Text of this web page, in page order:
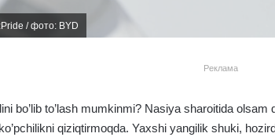
/ фото: BYD
Реклама
bo’lib to’lash mumkinmi? Nasiya sharoitida
qiziqtirmoqda. Yaxshi yangilik shuki,